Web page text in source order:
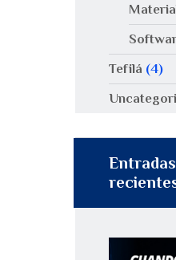
Tefilá (4)
Entradas